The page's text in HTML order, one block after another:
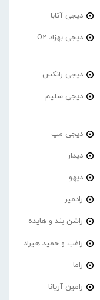
دیجی آتابا
دیجی بهزاد O2
دیجی رانکس
دیجی سلیم
دیجی مپ
دیدار
دیهو
رادمیر
راشن بند و هایده
راغب و حمید هیراد
راما
رامین آریانا